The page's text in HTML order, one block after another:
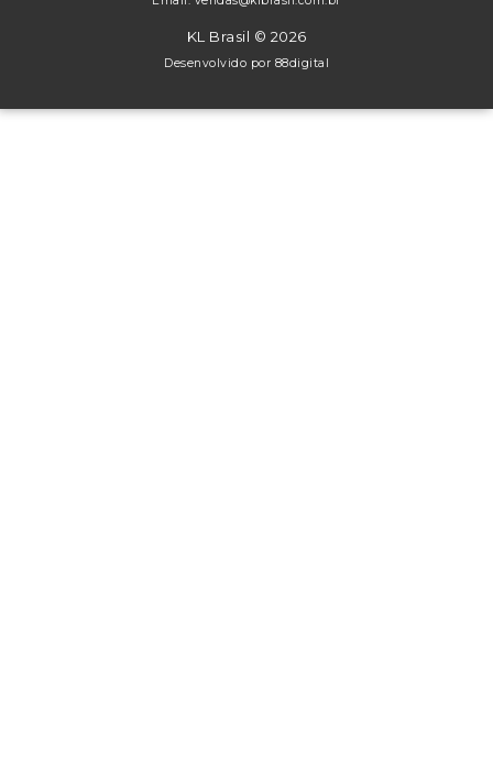
KL Brasil © 2026
Desenvolvido por 88digital